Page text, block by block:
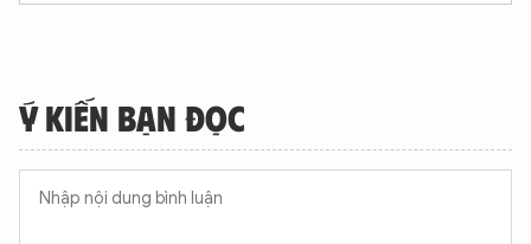
Ý KIẾN BẠN ĐỌC